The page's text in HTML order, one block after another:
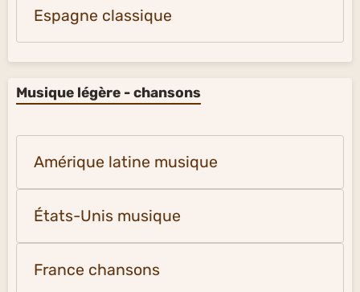
Espagne classique
Musique légère - chansons
Amérique latine musique
États-Unis musique
France chansons